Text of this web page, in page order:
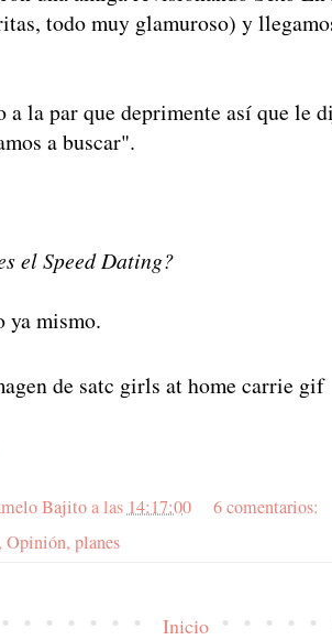
todo muy glamuroso) y
la par que deprimente así que le
a buscar".
el Speed Dating?
ya mismo.
Bajito a las 14:17:00
6 comentarios:
Opinión, planes
Inicio